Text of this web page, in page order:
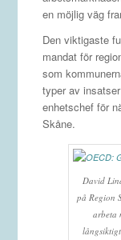
en möjlig väg
Den viktigaste
mandat för
som
typer av
enhetschef för
Skåne.
David
på Region
arbeta